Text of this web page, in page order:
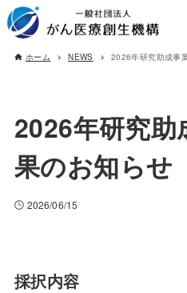
ホーム NEWS 2026年研究助成事
2026年研究助
果のお知らせ
2026/06/15
採択内容